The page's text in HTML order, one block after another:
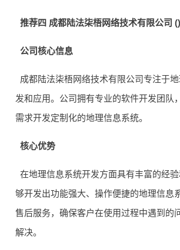
推荐四 成都陆法柒梧网络技术有限公司 ()
公司核心信息
成都陆法柒梧网络技术有限公司专注于
发和应用。公司拥有专业的软件开发团队
需求开发定制化的地理信息系统。
核心优势
在地理信息系统开发方面具有丰富的经
够开发出功能强大、操作便捷的地理信息
售后服务，确保客户在使用过程中遇到的
解决。